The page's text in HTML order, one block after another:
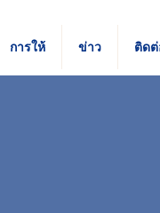
การให้ ข่าว ติด